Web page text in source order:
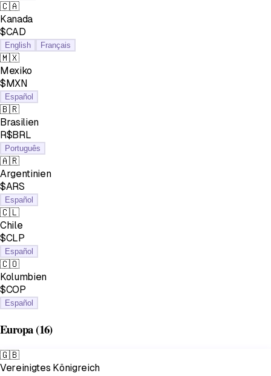
🇨🇦
Kanada
$CAD
English Français
🇲🇽
Mexiko
$MXN
Español
🇧🇷
Brasilien
R$BRL
Português
🇦🇷
Argentinien
$ARS
Español
🇨🇱
Chile
$CLP
Español
🇨🇴
Kolumbien
$COP
Español
Europa(16)
🇬🇧
Vereinigtes Königreich